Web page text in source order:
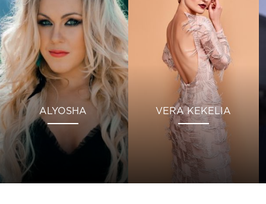
ALYOSHA VERA KEKELIA